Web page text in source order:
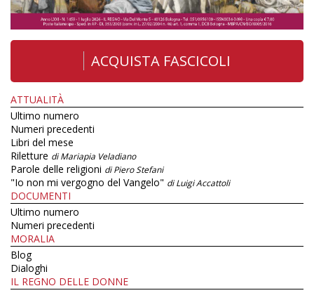
ACQUISTA FASCICOLI
ATTUALITÀ
Ultimo numero
Numeri precedenti
Libri del mese
Riletture di Mariapia Veladiano
Parole delle religioni di Piero Stefani
"Io non mi vergogno del Vangelo" di Luigi Accattoli
DOCUMENTI
Ultimo numero
Numeri precedenti
MORALIA
Blog
Dialoghi
IL REGNO DELLE DONNE